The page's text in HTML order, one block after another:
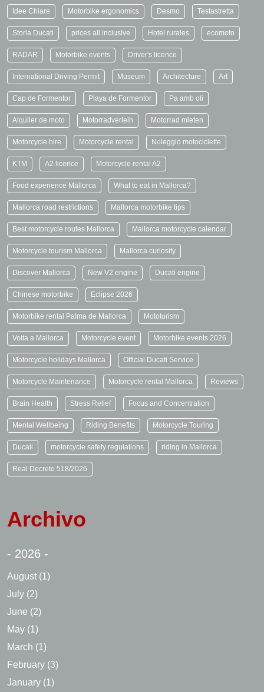
Idee Chiare Motorbike ergonomics Desmo Testastretta
Storia Ducati prices all inclusive Hotel rurales ecomoto
RADAR Motorbike events Driver's licence
International Driving Permit Museum Architecture Art
Cap de Formentor Playa de Formentor Pa amb oli
Alquiler de moto Motorradverleih Motorrad mieten
Motorcycle hire Motorcycle rental Noleggio motociclette
KTM A2 licence Motorcycle rental A2
Food experience Mallorca What to eat in Mallorca?
Mallorca road restrictions Mallorca motorbike tips
Best motorcycle routes Mallorca Mallorca motorcycle calendar
Motorcycle tourism Mallorca Mallorca curiosity
Discover Mallorca New V2 engine Ducati engine
Chinese motorbike Eclipse 2026
Motorbike rental Palma de Mallorca Mototurism
Volta a Mallorca Motorcycle event Motorbike events 2026
Motorcycle holidays Mallorca Official Ducati Service
Motorcycle Maintenance Motorcycle rental Mallorca Reviews
Brain Health Stress Relief Focus and Concentration
Mental Wellbeing Riding Benefits Motorcycle Touring
Ducati motorcycle safety regulations riding in Mallorca
Real Decreto 518/2026
Archivo
- 2026 -
August (1)
July (2)
June (2)
May (1)
March (1)
February (3)
January (1)